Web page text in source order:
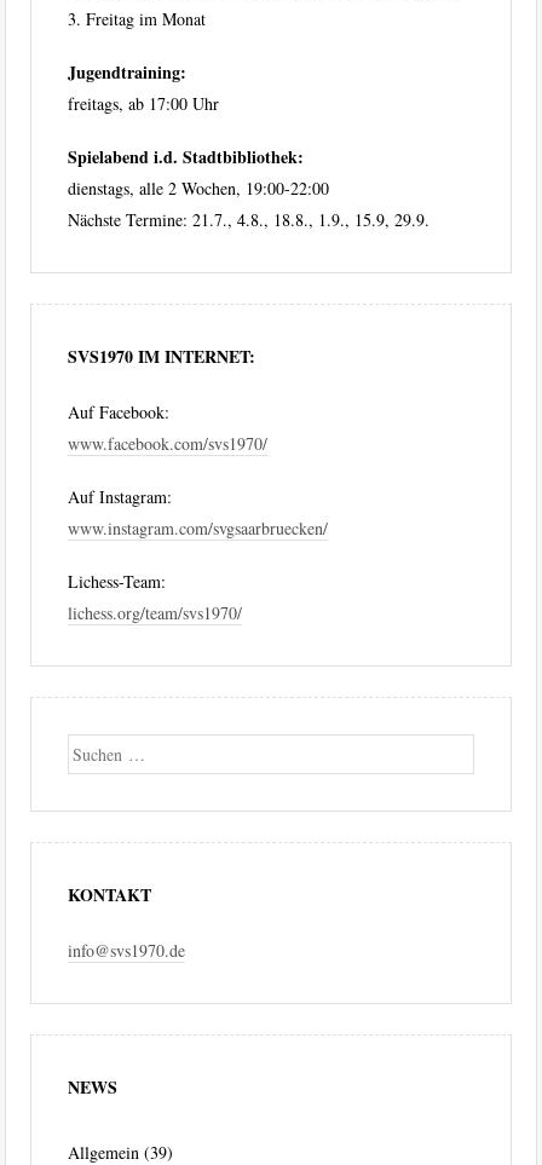
3. Freitag im Monat
Jugendtraining:
freitags, ab 17:00 Uhr
Spielabend i.d. Stadtbibliothek:
dienstags, alle 2 Wochen, 19:00-22:00
Nächste Termine: 21.7., 4.8., 18.8., 1.9., 15.9, 29.9.
SVS1970 IM INTERNET:
Auf Facebook:
www.facebook.com/svs1970/
Auf Instagram:
www.instagram.com/svgsaarbruecken/
Lichess-Team:
lichess.org/team/svs1970/
Suche
KONTAKT
info@svs1970.de
NEWS
Allgemein (39)